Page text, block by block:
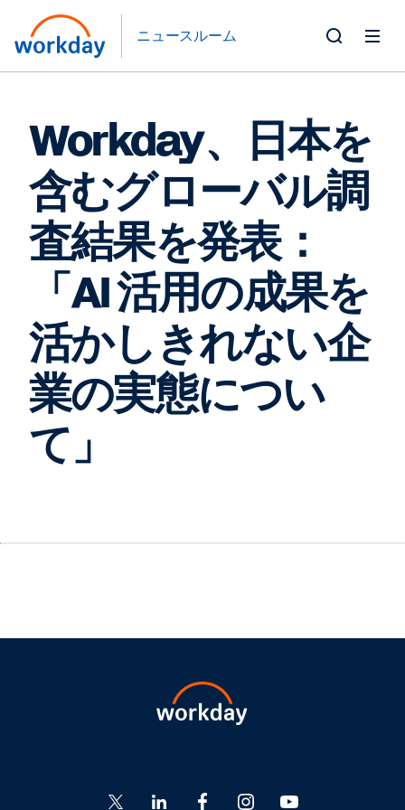
ニュースルーム
Workday、日本を
含むグローバル調
査結果を発表：
「AI 活用の成果を
活かしきれない企
業の実態につい
て」
Go
Go
Go